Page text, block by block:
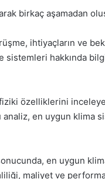
birkaç aşamadan
ihtiyaçların ve
hakkında bilgi
özelliklerini
en uygun klima
en uygun
maliyet ve